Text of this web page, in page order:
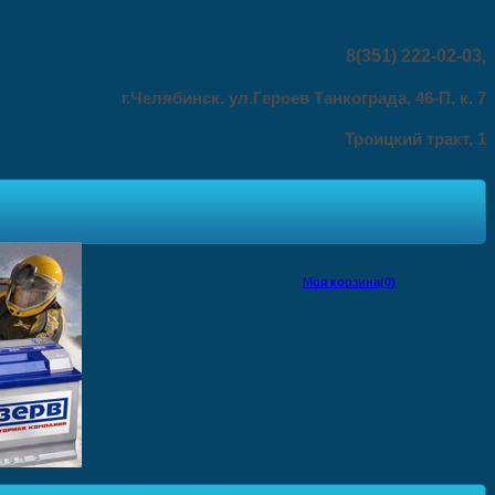
8(351) 222-02-03,
г.Челябинск, ул.Героев Танкограда, 46-П, к. 7
Троицкий тракт, 1
Моя корзина(0)